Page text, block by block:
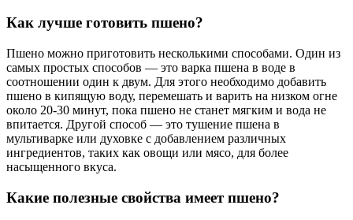
Как лучше готовить пшено?
Пшено можно приготовить несколькими способами. Один из
самых простых способов — это варка пшена в воде в
соотношении один к двум. Для этого необходимо добавить
пшено в кипящую воду, перемешать и варить на низком огне
около 20-30 минут, пока пшено не станет мягким и вода не
впитается. Другой способ — это тушение пшена в
мультиварке или духовке с добавлением различных
ингредиентов, таких как овощи или мясо, для более
насыщенного вкуса.
Какие полезные свойства имеет пшено?